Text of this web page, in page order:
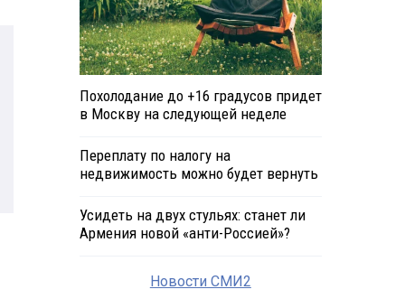
Похолодание до +16 градусов придет
в Москву на следующей неделе
Переплату по налогу на
недвижимость можно будет вернуть
Усидеть на двух стульях: станет ли
Армения новой «анти-Россией»?
Новости СМИ2